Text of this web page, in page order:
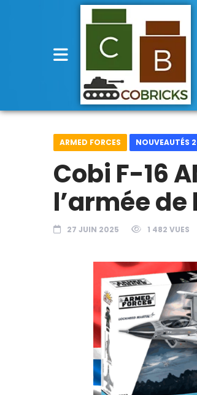
ARMED FORCES NOUVEAUTÉS
Cobi F-16
l’armée
27 JUIN 2025 1 482 VUES